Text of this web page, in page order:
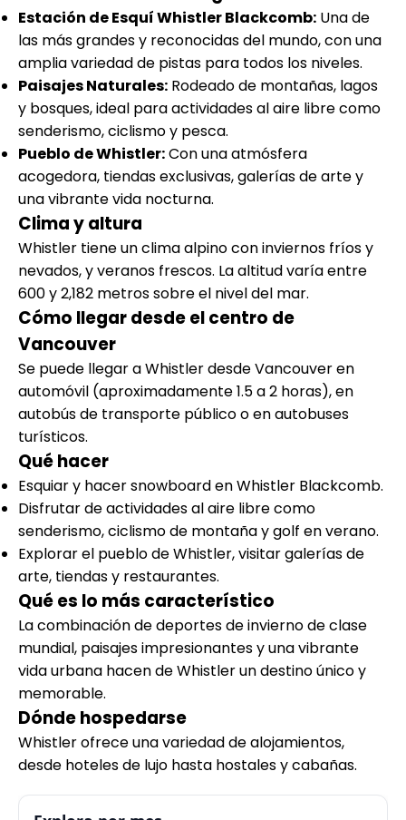
Estación de Esquí Whistler Blackcomb: Una de
las más grandes y reconocidas del mundo, con una
amplia variedad de pistas para todos los niveles.
Paisajes Naturales: Rodeado de montañas, lagos
y bosques, ideal para actividades al aire libre como
senderismo, ciclismo y pesca.
Pueblo de Whistler:Con una atmósfera
acogedora, tiendas exclusivas, galerías de arte y
una vibrante vida nocturna.
Clima y altura
Whistler tiene un clima alpino con inviernos fríos y
nevados, y veranos frescos. La altitud varía entre
600 y 2,182 metros sobre el nivel del mar.
Cómo llegar desde el centro de
Vancouver
Se puede llegar a Whistler desde Vancouver en
automóvil (aproximadamente 1.5 a 2 horas), en
autobús de transporte público o en autobuses
turísticos.
Qué hacer
Esquiar y hacer snowboard en Whistler Blackcomb.
Disfrutar de actividades al aire libre como
senderismo, ciclismo de montaña y golf en verano.
Explorar el pueblo de Whistler, visitar galerías de
arte, tiendas y restaurantes.
Qué es lo más característico
La combinación de deportes de invierno de clase
mundial, paisajes impresionantes y una vibrante
vida urbana hacen de Whistler un destino único y
memorable.
Dónde hospedarse
Whistler ofrece una variedad de alojamientos,
desde hoteles de lujo hasta hostales y cabañas.